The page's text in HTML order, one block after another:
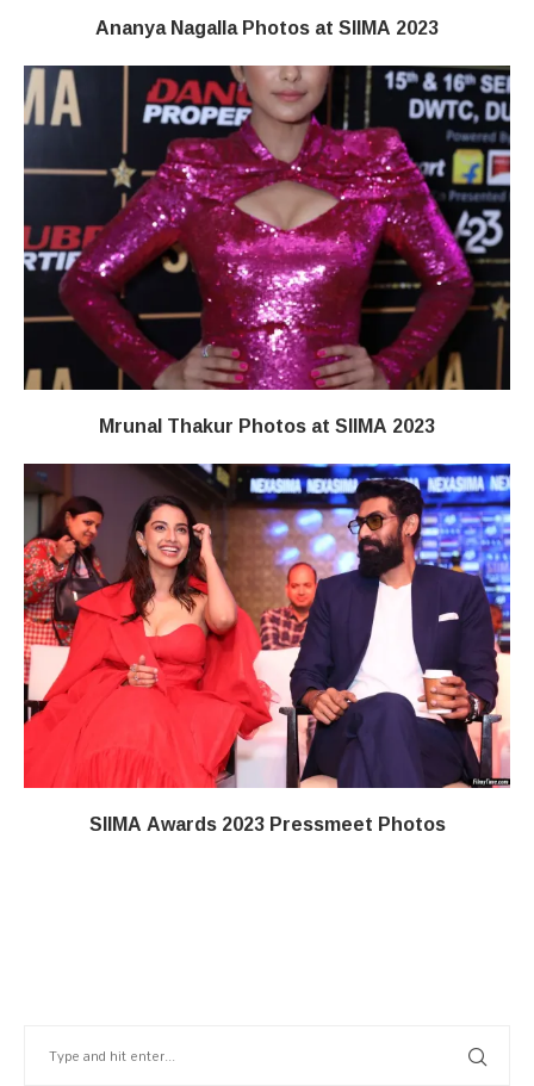
Ananya Nagalla Photos at SIIMA 2023
Mrunal Thakur Photos at SIIMA 2023
SIIMA Awards 2023 Pressmeet Photos